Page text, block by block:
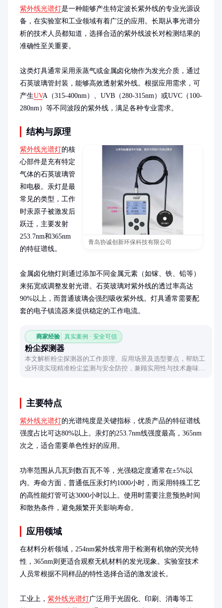
紫外线光谱灯是一种能够产生特定波长紫外线的专业光源设
备，在实验室和工业领域有着广泛的应用。长期从事光谱分
析的技术人员都知道，选择合适的紫外线波长对检测结果的
准确性至关重要。
这类灯具通常采用汞蒸气或金属卤化物作为发光介质，通过
石英玻璃管封装，能够高效透射紫外线。根据应用需求，可
产生UVA（315-400nm）、UVB（280-315nm）或UVC（100-
280nm）等不同波段的紫外线，满足各种专业需求。
结构与原理
青岛协诚创新环保科技有限公司
紫外线光谱灯的核
心部件是充有特定
气体的石英玻璃管
和电极。汞灯是最
常见的类型，工作
时汞原子被激发后
跃迁，主要发射
253.7nm和365nm
的特征谱线。
金属卤化物灯则通过添加不同金属元素（如镓、铁、铅等）
来拓宽或调整发射光谱。石英玻璃对紫外线的透过率高达
90%以上，而普通玻璃会强烈吸收紫外线。灯具通常需要配
套的电子镇流器来提供稳定的工作电流。
商家经验 真实案例 · 安全可信
粉尘探测器
本文解析粉尘探测器的工作原理、应用场景及选型要点，帮助工
业环境实现精准粉尘监测与安全防控，兼顾实用性与技术趣味
主要特点
紫外线光谱灯的光谱纯度是关键指标，优质产品的特征谱线
强度占比可达80%以上。汞灯的253.7nm线强度最高，365nm
次之，适合需要单色性好的应用。
功率范围从几瓦到数百瓦不等，光强稳定度通常在±5%以
内。寿命方面，普通低压汞灯约1000小时，而采用特殊工艺
的高性能灯管可达3000小时以上。使用时需要注意预热时间
和散热条件，避免频繁开关影响寿命。
应用领域
在材料分析领域，254nm紫外线常用于检测有机物的荧光特
性，365nm则更适合观察无机材料的发光现象。实验室技术
人员常根据不同样品的特性选择合适的激发波长。
工业上， 紫外线光谱灯广泛用于光固化、印刷、消毒等工